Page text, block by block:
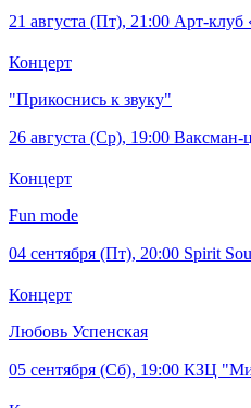
21 августа (Пт), 21:00 Арт-клуб
Концерт
"Прикоснись к звуку"
26 августа (Ср), 19:00 Ваксман-
Концерт
Fun mode
04 сентября (Пт), 20:00 Spirit
Концерт
Любовь Успенская
05 сентября (Сб), 19:00 КЗЦ